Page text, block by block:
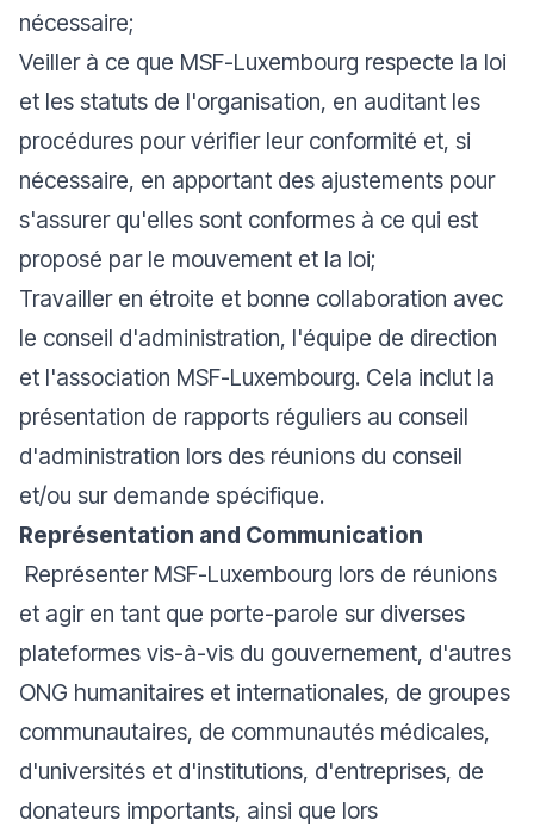
nécessaire;
Veiller à ce que MSF-Luxembourg respecte la loi
et les statuts de l'organisation, en auditant les
procédures pour vérifier leur conformité et, si
nécessaire, en apportant des ajustements pour
s'assurer qu'elles sont conformes à ce qui est
proposé par le mouvement et la loi;
Travailler en étroite et bonne collaboration avec
le conseil d'administration, l'équipe de direction
et l'association MSF-Luxembourg. Cela inclut la
présentation de rapports réguliers au conseil
d'administration lors des réunions du conseil
et/ou sur demande spécifique.
Représentation and Communication
Représenter MSF-Luxembourg lors de réunions
et agir en tant que porte-parole sur diverses
plateformes vis-à-vis du gouvernement, d'autres
ONG humanitaires et internationales, de groupes
communautaires, de communautés médicales,
d'universités et d'institutions, d'entreprises, de
donateurs importants, ainsi que lors